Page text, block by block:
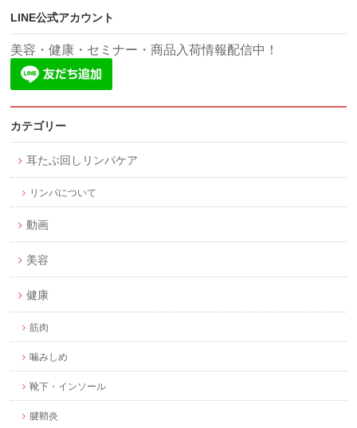
LINE公式アカウント
美容・健康・セミナー・商品入荷情報配信中！
カテゴリー
耳たぶ回しリンパケア
リンパについて
動画
美容
健康
筋肉
噛みしめ
靴下・インソール
腱鞘炎